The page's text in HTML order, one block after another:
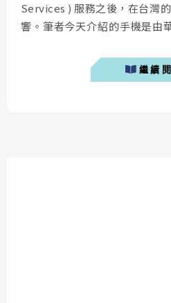
Services ) 服務之後，在台灣
響。筆者今天介紹的手機是由
Pro 手機有著相當多的共通處
親民。 優惠連結：榮耀30
繼續